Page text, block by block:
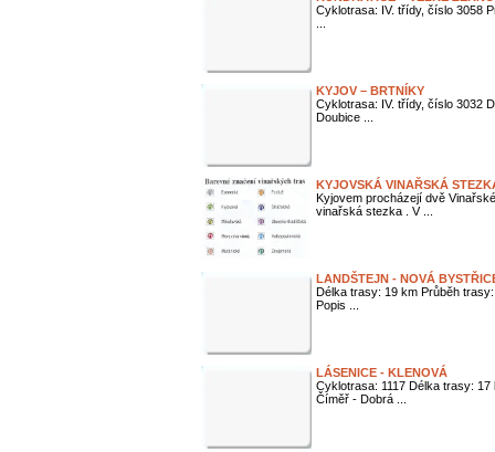
Cyklotrasa: IV. třídy, číslo 3058
KYJOV – BRTNÍKY
Cyklotrasa: IV. třídy, číslo 3032
Doubice ...
KYJOVSKÁ VINAŘSKÁ
Kyjovem procházejí dvě
vinařská stezka . V ...
LANDŠTEJN - NOVÁ
Délka trasy: 19 km Průběh
Popis ...
LÁSENICE - KLENOVÁ
Cyklotrasa: 1117 Délka trasy:
Číměř - Dobrá ...